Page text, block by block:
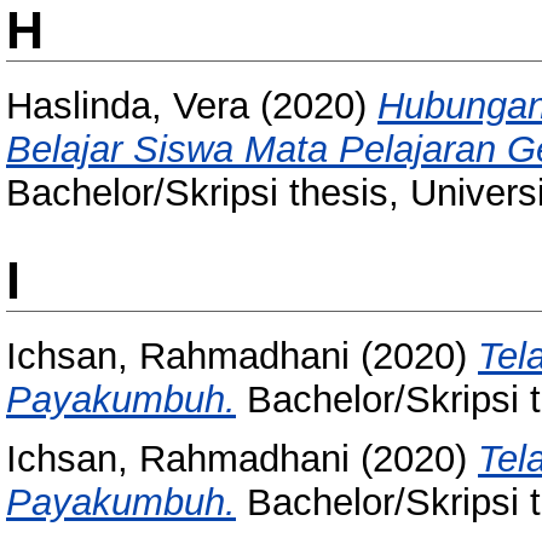
H
Haslinda, Vera(2020)
Belajar Siswa Mata Pelajaran
Bachelor/Skripsi thesis,
I
Ichsan, Rahmadhani (2020)
Payakumbuh. Bachelor/Skripsi
Ichsan, Rahmadhani (2020)
Payakumbuh. Bachelor/Skripsi